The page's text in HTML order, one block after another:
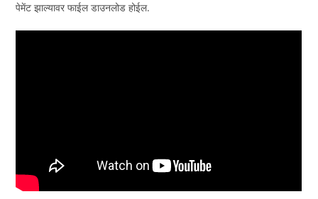
पेमेंट झाल्यावर फाईल डाउनलोड होईल.